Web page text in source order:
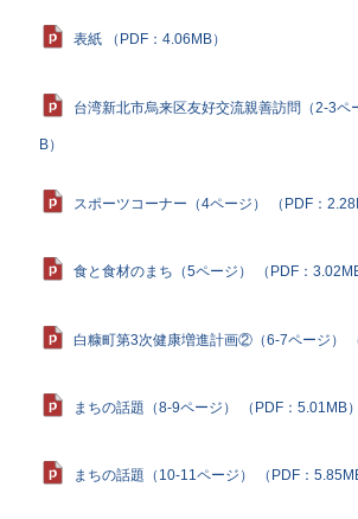
表紙 （PDF：4.06MB）
台湾新北市烏来区友好交流親善訪問（2-3ペ
B）
スポーツコーナー（4ページ） （PDF：
食と食材のまち（5ページ） （PDF：3.02MB
白糠町第3次健康増進計画②（6-7ページ）
まちの話題（8-9ページ） （PDF：5.01MB）
まちの話題（10-11ページ） （PDF：